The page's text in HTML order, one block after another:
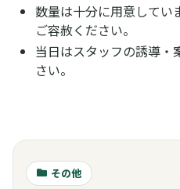
数量は十分に用意してい
ご容赦ください。
当日はスタッフの誘導・
さい。
その他